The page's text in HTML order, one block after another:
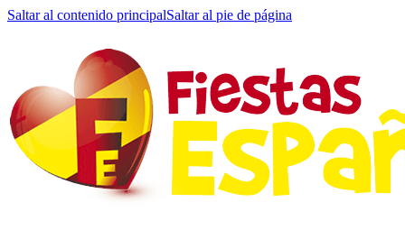
Saltar al contenido principalSaltar al pie de página